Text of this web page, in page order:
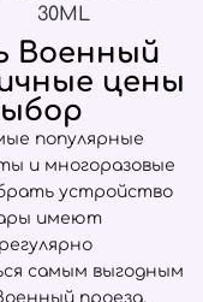
30ML
Военный
цены
популярные
и многоразовые
устройство
имеют
самым выгодным
проезд,